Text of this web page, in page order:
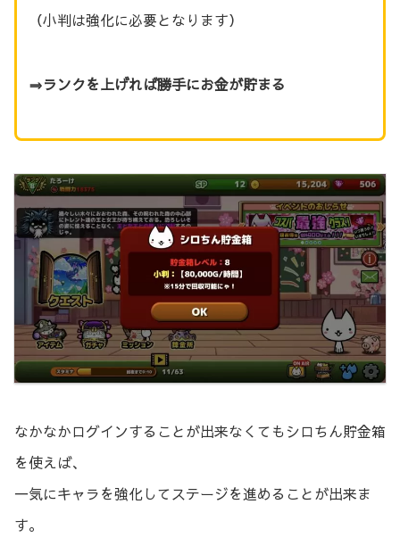
（小判は強化に必要となります）
⇒ランクを上げれば勝手にお金が貯まる
なかなかログインすることが出来なくてもシロちん貯金箱
を使えば、
一気にキャラを強化してステージを進めることが出来ま
す。